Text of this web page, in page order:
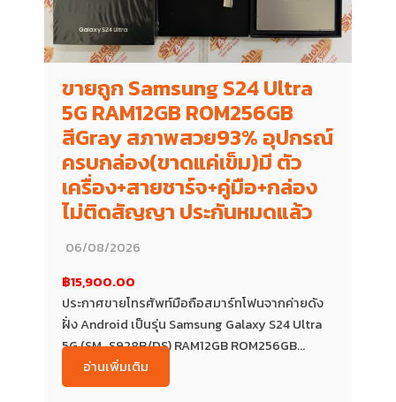
ขายถูก Samsung S24 Ultra
5G RAM12GB ROM256GB
สีGray สภาพสวย93% อุปกรณ์
ครบกล่อง(ขาดแค่เข็ม)มี ตัว
เครื่อง+สายชาร์จ+คู่มือ+กล่อง
ไม่ติดสัญญา ประกันหมดแล้ว
06/08/2026
฿15,900.00
ประกาศขายโทรศัพท์มือถือสมาร์ทโฟนจากค่ายดัง
ฝั่ง Android เป็นรุ่น Samsung Galaxy S24 Ultra
5G (SM-S928B/DS) RAM12GB ROM256GB...
อ่านเพิ่มเติม